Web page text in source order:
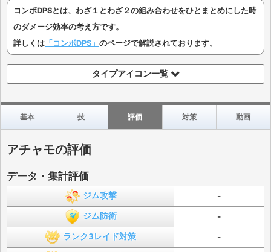
コンボDPSとは、わざ１とわざ２の組み合わせをひとまとめにした時
のダメージ効率の考え方です。
詳しくは 「コンボDPS」 のページで解説されております。
タイプアイコン一覧
基本 技 評価 対策 動画
アチャモの評価
データ・集計評価
ジム攻撃 -
ジム防衛 -
ランク3レイド対策 -